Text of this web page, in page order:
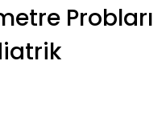
Probları